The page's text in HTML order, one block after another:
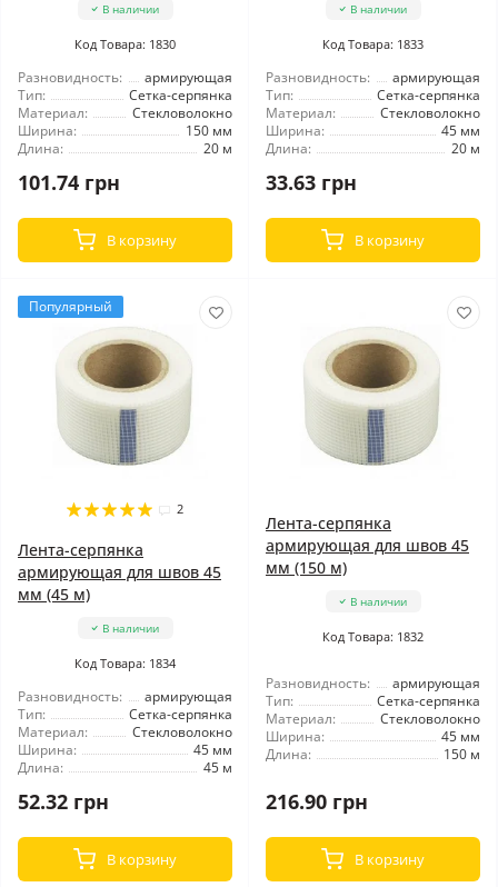
В наличии
Код Товара: 1830
Разновидность:
армирующая
Тип:
Сетка-серпянка
Материал:
Стекловолокно
Ширина:
150 мм
Длина:
20 м
101.74 грн
В корзину
В наличии
Код Товара: 1833
Разновидность:
армирующая
Тип:
Сетка-серпянка
Материал:
Стекловолокно
Ширина:
45 мм
Длина:
20 м
33.63 грн
В корзину
Популярный
2
Лента-серпянка
армирующая для швов 45
мм (45 м)
В наличии
Код Товара: 1834
Разновидность:
армирующая
Тип:
Сетка-серпянка
Материал:
Стекловолокно
Ширина:
45 мм
Длина:
45 м
52.32 грн
В корзину
Лента-серпянка
армирующая для швов 45
мм (150 м)
В наличии
Код Товара: 1832
Разновидность:
армирующая
Тип:
Сетка-серпянка
Материал:
Стекловолокно
Ширина:
45 мм
Длина:
150 м
216.90 грн
В корзину